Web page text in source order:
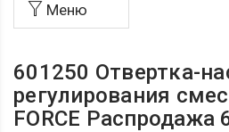
Меню
601250 Отвертка-
регулирования
FORCE Распродажа